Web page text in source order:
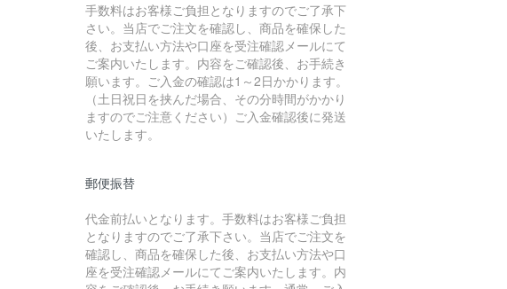
手数料はお客様ご負担となりますのでご了承下
さい。当店でご注文を確認し、商品を確保した
後、お支払い方法や口座を受注確認メールにて
ご案内いたします。内容をご確認後、お手続き
願います。ご入金の確認は1～2日かかります。
（土日祝日を挟んだ場合、その分時間がかかり
ますのでご注意ください）ご入金確認後に発送
いたします。
郵便振替
代金前払いとなります。手数料はお客様ご負担
となりますのでご了承下さい。当店でご注文を
確認し、商品を確保した後、お支払い方法や口
座を受注確認メールにてご案内いたします。内